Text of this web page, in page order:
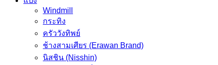
Windmill
กระทิง
ครัววังทิพย์
ช้างสามเศียร (Erawan Brand)
นิสชิน (Nisshin)